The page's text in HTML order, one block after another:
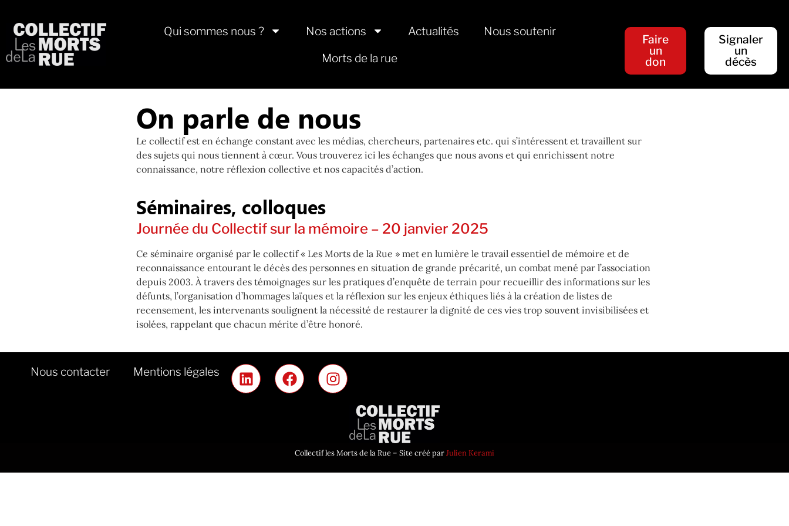
Qui sommes nous ? Nos actions Actualités
Nous soutenir
Morts de la rue
Faire
un
don
Signaler
un
décès
On parle de nous
Le collectif est en échange constant avec les médias, chercheurs, partenaires etc. qui s’intéressent et travaillent sur
des sujets qui nous tiennent à cœur. Vous trouverez ici les échanges que nous avons et qui enrichissent notre
connaissance, notre réflexion collective et nos capacités d’action.
Séminaires, colloques
Journée du Collectif sur la mémoire – 20 janvier 2025
Ce séminaire organisé par le collectif « Les Morts de la Rue » met en lumière le travail essentiel de mémoire et de
reconnaissance entourant le décès des personnes en situation de grande précarité, un combat mené par l’association
depuis 2003. À travers des témoignages sur les pratiques d’enquête de terrain pour recueillir des informations sur les
défunts, l’organisation d’hommages laïques et la réflexion sur les enjeux éthiques liés à la création de listes de
recensement, les intervenants soulignent la nécessité de restaurer la dignité de ces vies trop souvent invisibilisées et
isolées, rappelant que chacun mérite d’être honoré.
Nous contacter Mentions légales
Collectif les Morts de la Rue – Site créé parJulien Kerami